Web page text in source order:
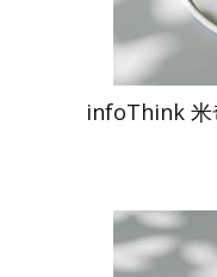
infoThink 米